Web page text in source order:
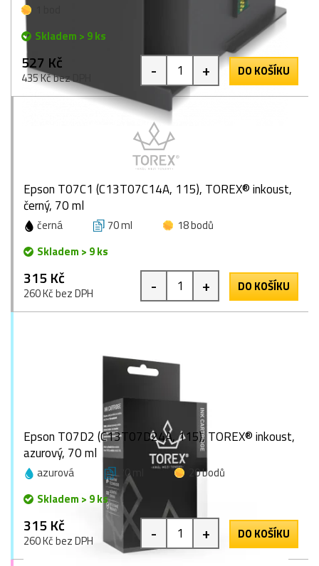
Skladem > 9 ks
527 Kč
435 Kč bez DPH - + DO KOŠÍKU
Epson T07C1 (C13T07C14A, 115), TOREX® inkoust,
černý, 70 ml
černá 70 ml
18 bodů
Skladem > 9 ks
315 Kč
260 Kč bez DPH - + DO KOŠÍKU
Epson T07D2 (C13T07D24A, 115), TOREX® inkoust,
azurový, 70 ml
azurová 70 ml
20 bodů
Skladem > 9 ks
315 Kč
260 Kč bez DPH - + DO KOŠÍKU